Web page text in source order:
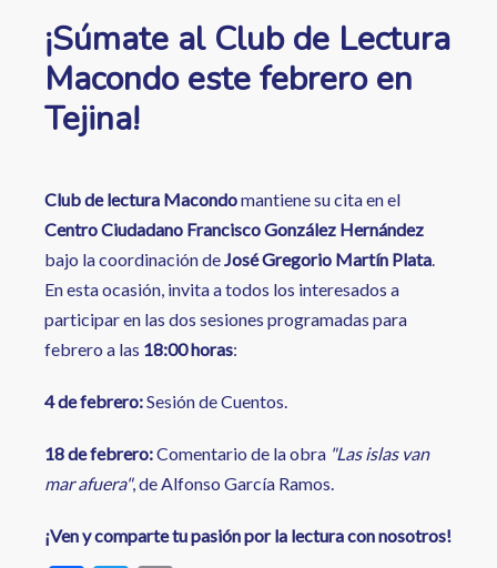
¡Súmate al Club de Lectura
Macondo este febrero en
Tejina!
Club de lectura Macondomantiene su cita en el
Centro Ciudadano Francisco González Hernández
bajo la coordinación deJosé Gregorio Martín Plata.
En esta ocasión, invita a todos los interesados a
participar en las dos sesiones programadas para
febrero a las 18:00 horas:
4 de febrero:Sesión de Cuentos.
18 de febrero:Comentario de la obra "Las islas van
mar afuera", de Alfonso García Ramos.
¡Ven y comparte tu pasión por la lectura con nosotros!